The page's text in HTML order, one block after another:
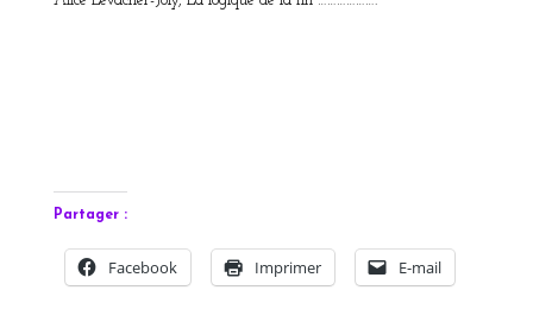
Partager :
Facebook Imprimer E-mail